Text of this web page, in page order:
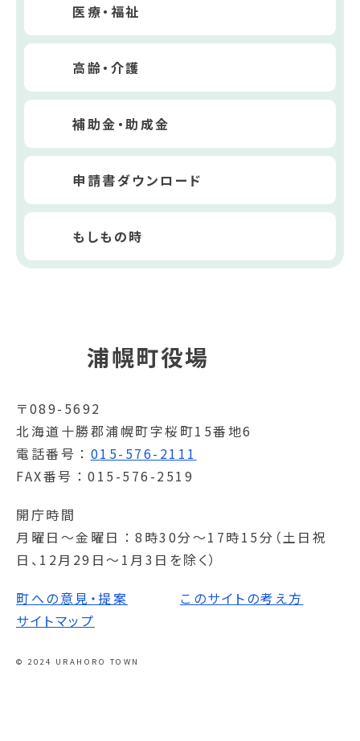
医療・福祉
高齢・介護
補助金・助成金
申請書ダウンロード
もしもの時
浦幌町役場
〒089-5692
北海道十勝郡浦幌町字桜町15番地6
電話番号
015-576-2111
FAX番号
015-576-2519
開庁時間
月曜日～金曜日
8時30分～17時15分（土日祝
日、12月29日～1月3日を除く）
町への意見・提案
このサイトの考え方
サイトマップ
© 2024 URAHORO TOWN